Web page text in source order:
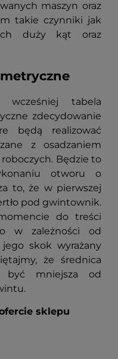
maszyn oraz
takie czynniki jak
ich duży kąt oraz
wcześniej tabela
zdecydowanie
będą realizować
z osadzaniem
Będzie to
otworu o
to, że w pierwszej
pod gwintownik.
do treści
w zależności od
skok wyrażany
że średnica
być mniejsza od
sklepu